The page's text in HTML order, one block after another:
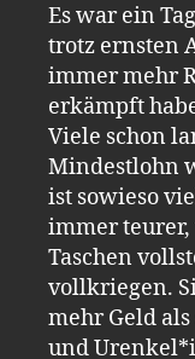
Es war ein
trotz ernsten
immer mehr
erkämpft
Viele schon
Mindestlohn
ist sowieso
immer
Taschen
vollkriegen.
mehr Geld
und